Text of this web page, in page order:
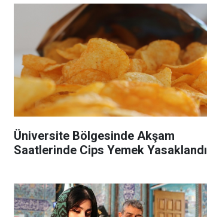
Üniversite Bölgesinde Akşam
Saatlerinde Cips Yemek Yasaklandı